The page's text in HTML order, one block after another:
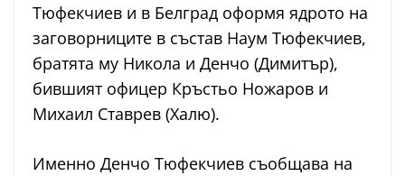
Тюфекчиев и в Белград оформя ядрото на
заговорниците в състав Наум Тюфекчиев,
братята му Никола и Денчо (Димитър),
бившият офицер Кръстьо Ножаров и
Михаил Ставрев (Халю).
Именно Денчо Тюфекчиев съобщава на